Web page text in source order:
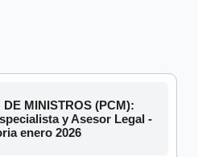
DE MINISTROS (PCM):
y Asesor Legal -
enero 2026